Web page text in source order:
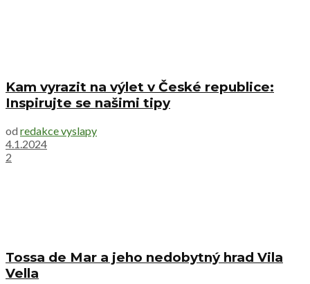
Kam vyrazit na výlet v České republice:
Inspirujte se našimi tipy
od redakce vyslapy
4.1.2024
2
Tossa de Mar a jeho nedobytný hrad Vila
Vella